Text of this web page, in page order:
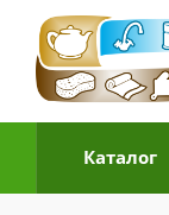
Каталог